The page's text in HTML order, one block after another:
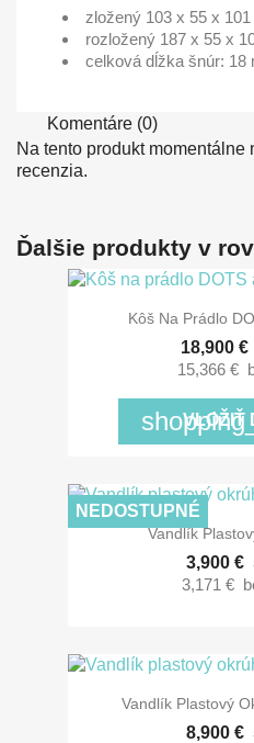
zložený 103 x 55 x
rozložený 187 x 55 x
celková dĺžka šnúr: 18
Komentáre (0)
Na tento produkt momentálne
recenzia.
Ďalšie produkty v
Kôš Na Prádlo
18,900 €
15,366 €
VLOŽIŤ
Vandlík
3,900 €
3,171 €
NEDOSTUPNÉ
Vandlík Plastový
8,900 €